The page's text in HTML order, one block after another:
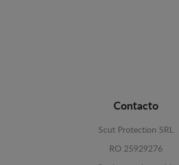
Contacto
Scut Protection SRL
RO 25929276